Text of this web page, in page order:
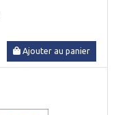
Ajouter au panier